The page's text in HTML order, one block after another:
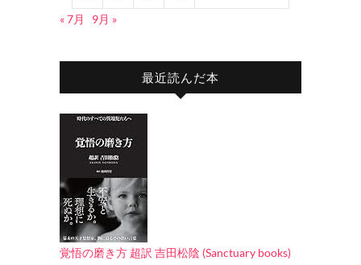
« 7月
9月 »
最近読んだ本
覚悟の磨き方 超訳 吉田松陰 (Sanctuary books)